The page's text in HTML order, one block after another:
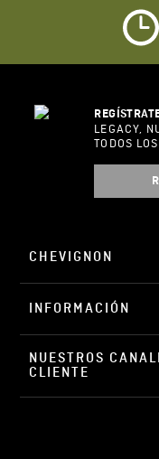
★☆
Su nombre
Correo
LEGACY,
TODOS
CHEVIGNON
INFORMACIÓN
NUESTROS
CLIENTE